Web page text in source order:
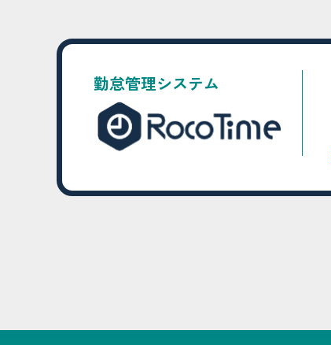
勤怠管理システム